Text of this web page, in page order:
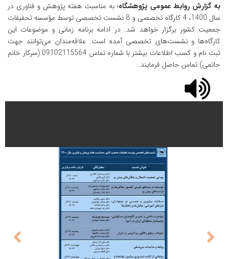
به گزارش روابط عمومی پژوهشگاه؛ به مناسبت هفته پژوهش و فناوری در
سال 1400، 4 کارگاه تخصصی و 8 نشست تخصصی توسط مؤسسه تحقیقات
جمعیت کشور برگزار خواهد شد. در ادامه برنامه زمانی و موضوعات این
کارگاه‌ها و نشست‌های تخصصی آمده است. علاقه‌مندان می‌توانند جهت
ثبت نام و کسب اطلاعات بیشتر با شماره تماس 09102115564 (سرکار خانم
حاتمی) تماس حاصل فرمایند.